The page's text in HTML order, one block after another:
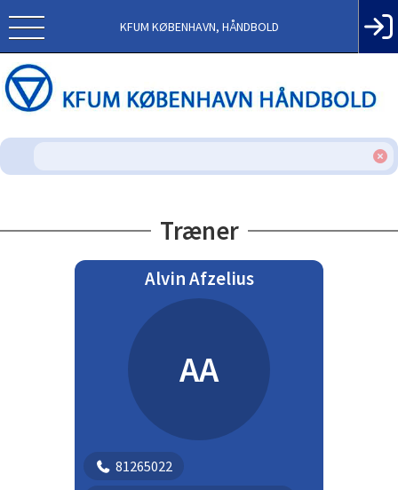
KFUM KØBENHAVN, HÅNDBOLD
Træner
Alvin Afzelius
AA
81265022